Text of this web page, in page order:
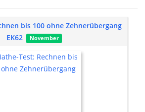
bis 100 ohne Zehnerübergang
EK62
November